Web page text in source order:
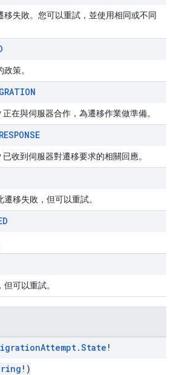
移失敗。您可以重試，並使用相同或不同
策。
在與伺服器合作，為遷移作業做準備。
RESPONSE
收到伺服器對遷移要求的相關回應。
移失敗，但可以重試。
可以重試。
Attempt.State !
!)